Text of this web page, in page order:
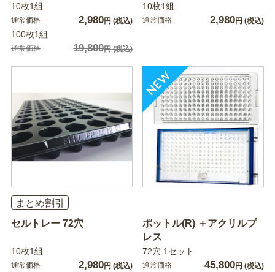
10枚1組
通常価格 2,980円 (税込)
100枚1組
通常価格 19,800円(税込)
10枚1組
通常価格 2,980円 (税込)
まとめ割引
セルトレー 72穴
10枚1組
通常価格 2,980円 (税込)
ポットル(R) ＋アクリルプ
レス
72穴 1セット
通常価格 45,800円 (税込)